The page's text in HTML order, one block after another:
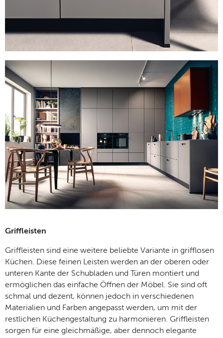
Griffleisten
Griffleisten sind eine weitere beliebte Variante in grifflosen
Küchen. Diese feinen Leisten werden an der oberen oder
unteren Kante der Schubladen und Türen montiert und
ermöglichen das einfache Öffnen der Möbel. Sie sind oft
schmal und dezent, können jedoch in verschiedenen
Materialien und Farben angepasst werden, um mit der
restlichen Küchengestaltung zu harmonieren. Griffleisten
sorgen für eine gleichmäßige, aber dennoch elegante